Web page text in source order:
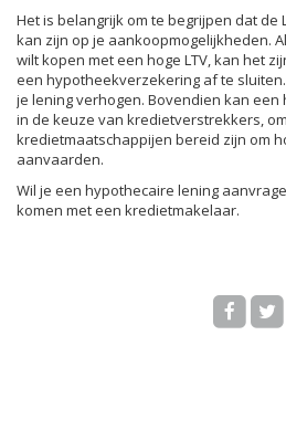
Het is belangrijk om te begrijpen dat de
kan zijn op je aankoopmogelijkheden.
wilt kopen met een hoge LTV, kan het
een hypotheekverzekering af te
je lening verhogen. Bovendien kan een
in de keuze van kredietverstrekkers,
kredietmaatschappijen bereid zijn om
aanvaarden.
Wil je een hypothecaire lening
komen met een kredietmakelaar.